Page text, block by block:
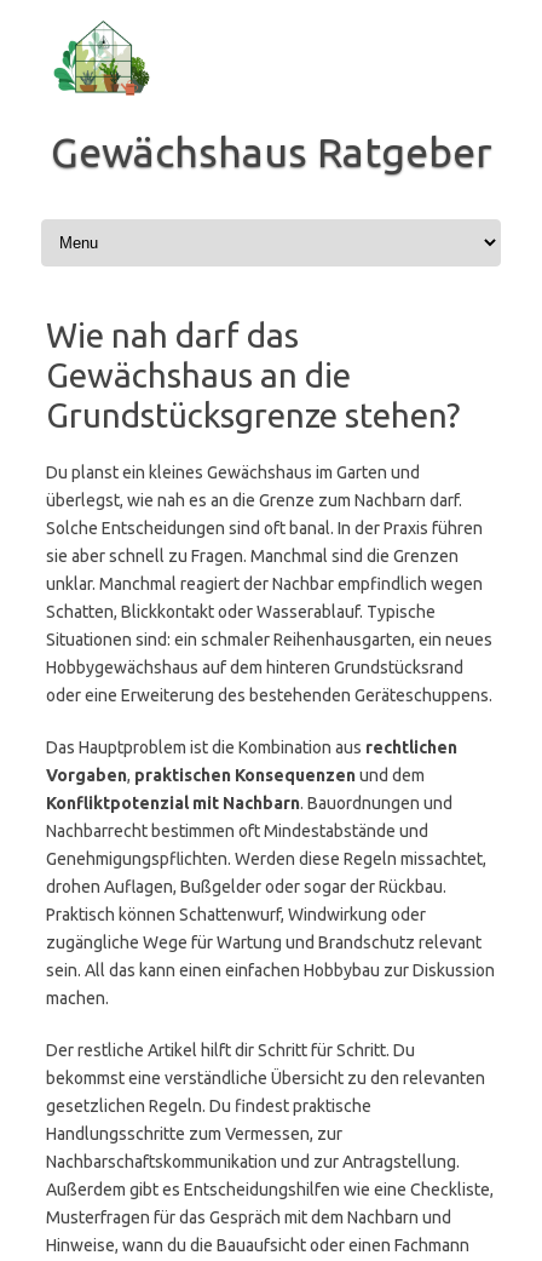
springen
Gewächshaus Ratgeber
Wie nah darf das
Gewächshaus an die
Grundstücksgrenze stehen?
Du planst ein kleines Gewächshaus im Garten und
überlegst, wie nah es an die Grenze zum Nachbarn darf.
Solche Entscheidungen sind oft banal. In der Praxis führen
sie aber schnell zu Fragen. Manchmal sind die Grenzen
unklar. Manchmal reagiert der Nachbar empfindlich wegen
Schatten, Blickkontakt oder Wasserablauf. Typische
Situationen sind: ein schmaler Reihenhausgarten, ein neues
Hobbygewächshaus auf dem hinteren Grundstücksrand
oder eine Erweiterung des bestehenden Geräteschuppens.
Das Hauptproblem ist die Kombination aus rechtlichen
Vorgaben, praktischen Konsequenzenund dem
Konfliktpotenzial mit Nachbarn. Bauordnungen und
Nachbarrecht bestimmen oft Mindestabstände und
Genehmigungspflichten. Werden diese Regeln missachtet,
drohen Auflagen, Bußgelder oder sogar der Rückbau.
Praktisch können Schattenwurf, Windwirkung oder
zugängliche Wege für Wartung und Brandschutz relevant
sein. All das kann einen einfachen Hobbybau zur Diskussion
machen.
Der restliche Artikel hilft dir Schritt für Schritt. Du
bekommst eine verständliche Übersicht zu den relevanten
gesetzlichen Regeln. Du findest praktische
Handlungsschritte zum Vermessen, zur
Nachbarschaftskommunikation und zur Antragstellung.
Außerdem gibt es Entscheidungshilfen wie eine Checkliste,
Musterfragen für das Gespräch mit dem Nachbarn und
Hinweise, wann du die Bauaufsicht oder einen Fachmann